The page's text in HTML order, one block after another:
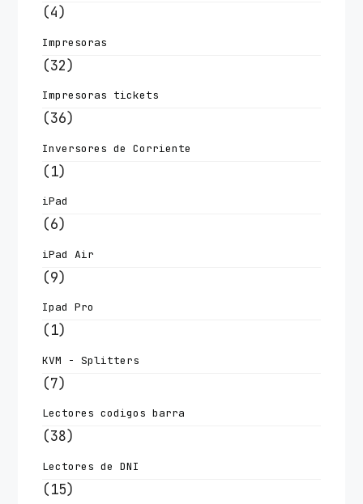
(4)
Impresoras
(32)
Impresoras tickets
(36)
Inversores de Corriente
(1)
iPad
(6)
iPad Air
(9)
Ipad Pro
(1)
KVM - Splitters
(7)
Lectores codigos barra
(38)
Lectores de DNI
(15)